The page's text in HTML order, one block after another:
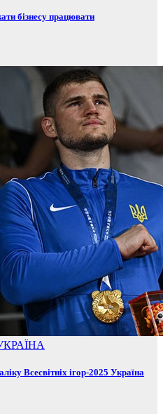
бізнесу працювати
Всесвітніх ігор-2025 Україна